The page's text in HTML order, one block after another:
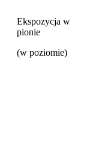
Ekspozycja w
pionie
(w poziomie)